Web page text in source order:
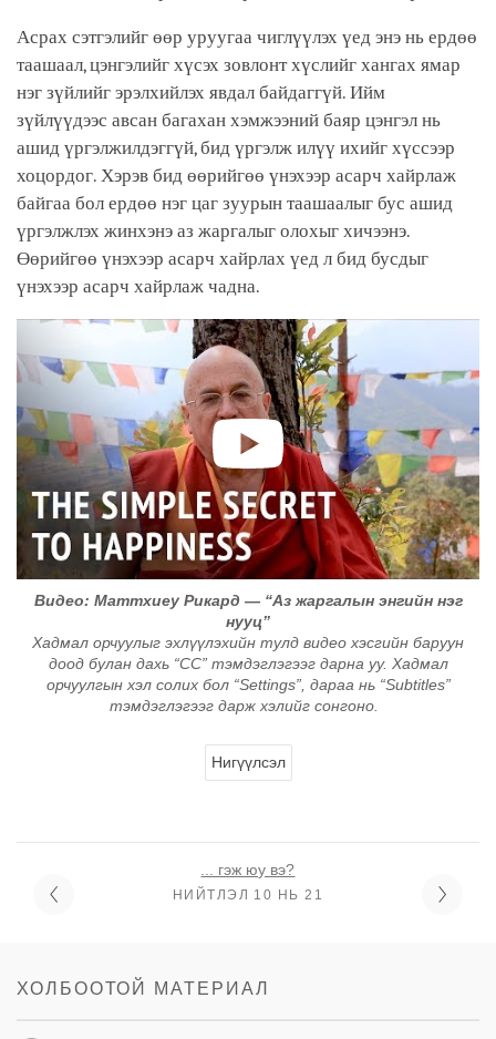
Асрах сэтгэлийг өөр уруугаа чиглүүлэх үед энэ нь ердөө
таашаал, цэнгэлийг хүсэх зовлонт хүслийг хангах ямар
нэг зүйлийг эрэлхийлэх явдал байдаггүй. Ийм
зүйлүүдээс авсан багахан хэмжээний баяр цэнгэл нь
ашид үргэлжилдэггүй, бид үргэлж илүү ихийг хүссээр
хоцордог. Хэрэв бид өөрийгөө үнэхээр асарч хайрлаж
байгаа бол ердөө нэг цаг зуурын таашаалыг бус ашид
үргэлжлэх жинхэнэ аз жаргалыг олохыг хичээнэ.
Өөрийгөө үнэхээр асарч хайрлах үед л бид бусдыг
үнэхээр асарч хайрлаж чадна.
Видео: Маттхиеу Рикард — “Аз жаргалын энгийн нэг
нууц”
Хадмал орчуулыг эхлүүлэхийн тулд видео хэсгийн баруун
доод булан дахь “CC” тэмдэглэгээг дарна уу. Хадмал
орчуулгын хэл солих бол “Settings”, дараа нь “Subtitles”
тэмдэглэгээг дарж хэлийг сонгоно.
Нигүүлсэл
... гэж юу вэ?
НИЙТЛЭЛ 10 НЬ 21
ХОЛБООТОЙ МАТЕРИАЛ